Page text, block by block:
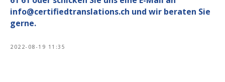
info@certifiedtranslations.ch und wir beraten Sie
gerne.
2022-08-19 11:35